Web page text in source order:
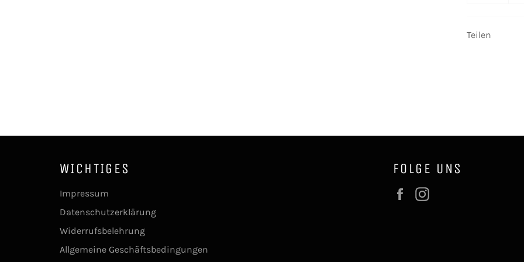
Teilen
WICHTIGES
Impressum
Datenschutzerklärung
Widerrufsbelehrung
Allgemeine Geschäftsbedingungen
FOLGE UNS
Facebook